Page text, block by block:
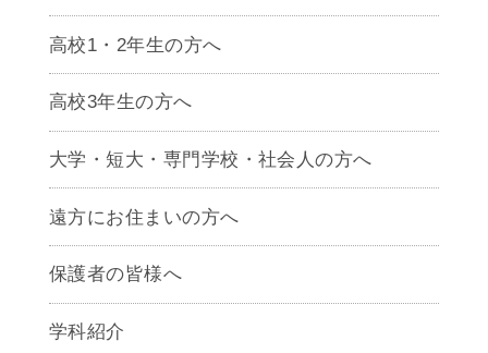
高校1・2年生の方へ
高校3年生の方へ
大学・短大・専門学校・社会人の方へ
遠方にお住まいの方へ
保護者の皆様へ
学科紹介